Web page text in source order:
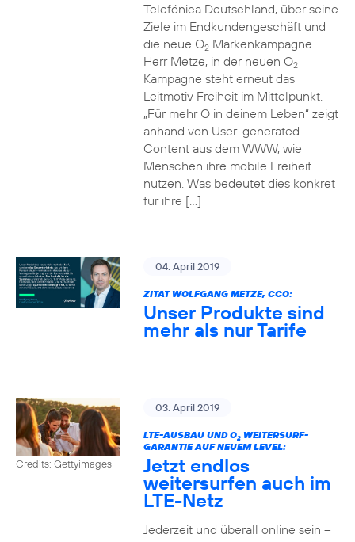
Telefónica Deutschland, über seine
Ziele im Endkundengeschäft und
die neue O2Markenkampagne.
Herr Metze, in der neuen O2
Kampagne steht erneut das
Leitmotiv Freiheit im Mittelpunkt.
„Für mehr O in deinem Leben“ zeigt
anhand von User-generated-
Content aus dem WWW, wie
Menschen ihre mobile Freiheit
nutzen. Was bedeutet dies konkret
für ihre […]
04. April 2019
ZITAT WOLFGANG METZE, CCO:
Unser Produkte sind
mehr als nur Tarife
Credits: Gettyimages
03. April 2019
LTE-AUSBAU UND O2WEITERSURF-
GARANTIE AUF NEUEM LEVEL:
Jetzt endlos
weitersurfen auch im
LTE-Netz
Jederzeit und überall online sein –